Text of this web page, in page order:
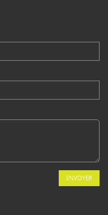
ENVOYER